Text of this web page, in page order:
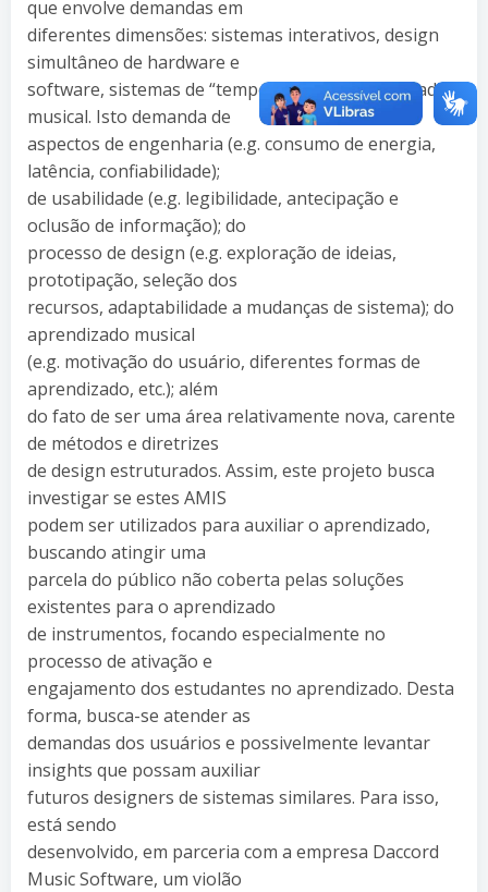
que envolve demandas em
diferentes dimensões: sistemas interativos, design
simultâneo de hardware e
software, sistemas de “tempo real” e o aprendizado
musical. Isto demanda de
aspectos de engenharia (e.g. consumo de energia,
latência, confiabilidade);
de usabilidade (e.g. legibilidade, antecipação e
oclusão de informação); do
processo de design (e.g. exploração de ideias,
prototipação, seleção dos
recursos, adaptabilidade a mudanças de sistema); do
aprendizado musical
(e.g. motivação do usuário, diferentes formas de
aprendizado, etc.); além
do fato de ser uma área relativamente nova, carente
de métodos e diretrizes
de design estruturados. Assim, este projeto busca
investigar se estes AMIS
podem ser utilizados para auxiliar o aprendizado,
buscando atingir uma
parcela do público não coberta pelas soluções
existentes para o aprendizado
de instrumentos, focando especialmente no
processo de ativação e
engajamento dos estudantes no aprendizado. Desta
forma, busca-se atender as
demandas dos usuários e possivelmente levantar
insights que possam auxiliar
futuros designers de sistemas similares. Para isso,
está sendo
desenvolvido, em parceria com a empresa Daccord
Music Software, um violão